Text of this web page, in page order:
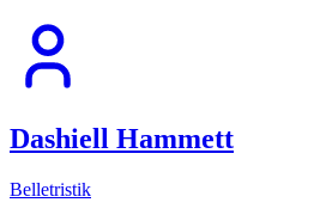
Dashiell Hammett
Belletristik